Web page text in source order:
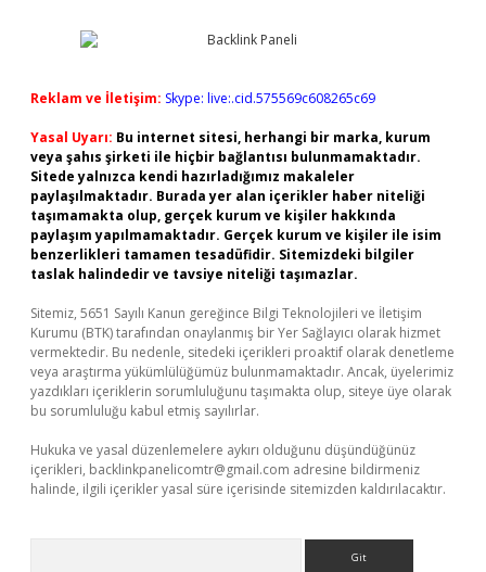
Reklam ve İletişim: Skype: live:.cid.575569c608265c69
Yasal Uyarı: Bu internet sitesi, herhangi bir marka, kurum
veya şahıs şirketi ile hiçbir bağlantısı bulunmamaktadır.
Sitede yalnızca kendi hazırladığımız makaleler
paylaşılmaktadır. Burada yer alan içerikler haber niteliği
taşımamakta olup, gerçek kurum ve kişiler hakkında
paylaşım yapılmamaktadır. Gerçek kurum ve kişiler ile isim
benzerlikleri tamamen tesadüfidir. Sitemizdeki bilgiler
taslak halindedir ve tavsiye niteliği taşımazlar.
Sitemiz, 5651 Sayılı Kanun gereğince Bilgi Teknolojileri ve İletişim
Kurumu (BTK) tarafından onaylanmış bir Yer Sağlayıcı olarak hizmet
vermektedir. Bu nedenle, sitedeki içerikleri proaktif olarak denetleme
veya araştırma yükümlülüğümüz bulunmamaktadır. Ancak, üyelerimiz
yazdıkları içeriklerin sorumluluğunu taşımakta olup, siteye üye olarak
bu sorumluluğu kabul etmiş sayılırlar.
Hukuka ve yasal düzenlemelere aykırı olduğunu düşündüğünüz
içerikleri, backlinkpanelicomtr@gmail.com adresine bildirmeniz
halinde, ilgili içerikler yasal süre içerisinde sitemizden kaldırılacaktır.